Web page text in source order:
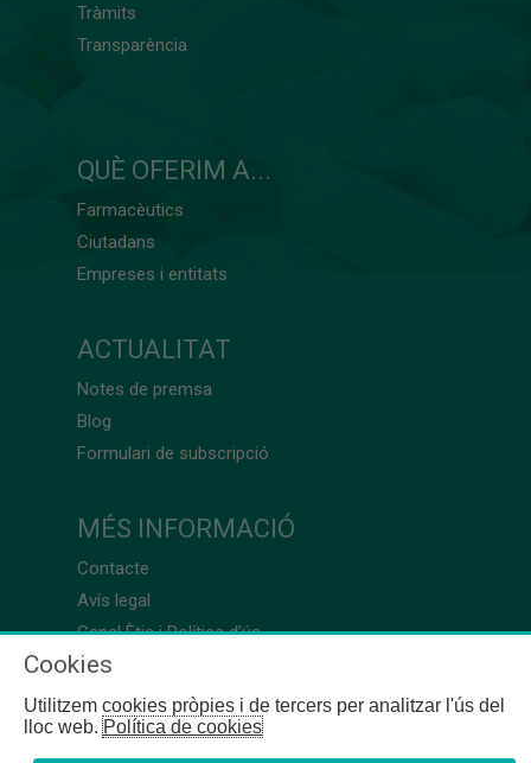
Tràmits
Transparència
QUÈ OFERIM A...
Farmacèutics
Ciutadans
Empreses i entitats
ACTUALITAT
Notes de premsa
Blog
Formulari de subscripció
MÉS INFORMACIÓ
Contacte
Avís legal
Canal Ètic i Política d’ús
Cookies
Utilitzem cookies pròpies i de tercers per analitzar l'ús del
lloc web.Política de cookies